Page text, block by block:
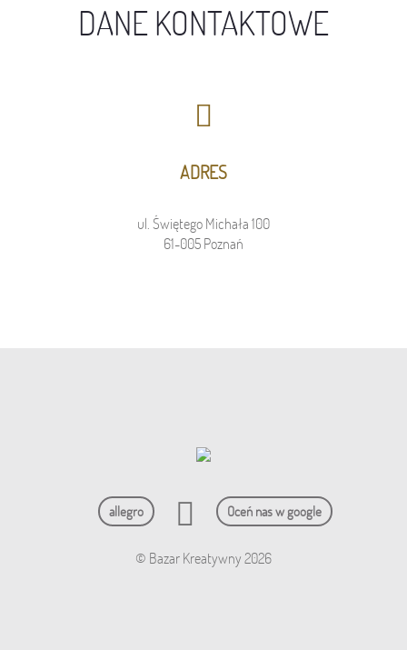
DANE KONTAKTOWE
ADRES
ul. Świętego Michała 100
61-005 Poznań
allegro Oceń nas w google
© Bazar Kreatywny 2026